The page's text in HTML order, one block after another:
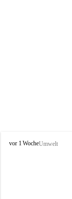
V
vor 1 WocheUmwelt